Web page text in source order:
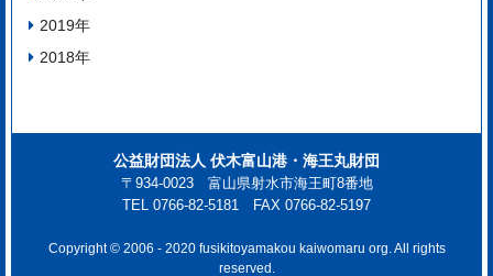
2019年
2018年
公益財団法人 伏木富山港・海王丸財団
〒934-0023 富山県射水市海王町8番地
TEL 0766-82-5181 FAX 0766-82-5197
Copyright © 2006 - 2020 fusikitoyamakou kaiwomaru org. All rights
reserved.